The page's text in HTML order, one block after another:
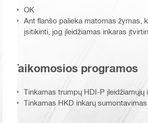
OK
Ant flanšo palieka matomas žymas,
įsitikinti, jog įleidžiamas inkaras
Taikomosios programos
Tinkamas trumpų HDI-P įleidžiamųjų
Tinkamas HKD inkarų sumontavimas